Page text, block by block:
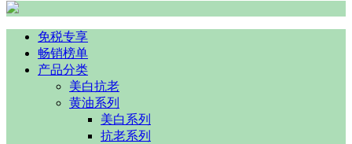
免税专享
畅销榜单
产品分类
美白抗老
黄油系列
美白系列
抗老系列